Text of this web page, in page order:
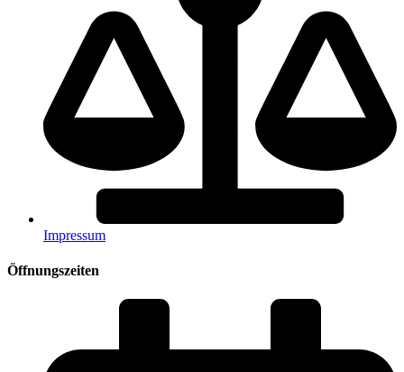
Impressum
Öffnungszeiten